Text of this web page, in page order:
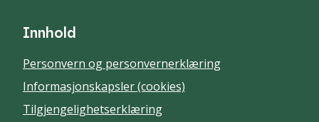
Innhold
Personvern og personvernerklæring
Informasjonskapsler (cookies)
Tilgjengelighetserklæring